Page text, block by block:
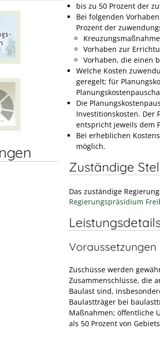
bis zu 50 Prozent der
Bei folgenden
Prozent der
Vorhaben zur
Vorhaben, die einen
Welche Kosten
geregelt; für
Die
Investitionskosten. Der
entspricht jeweils dem
Bei erheblichen
möglich.
Zuständige
Das zuständige
Regierungspräsidium
Voraussetzungen
Zuschüsse werden
Zusammenschlüsse, die
Baulast sind,
Baulastträger bei
Maßnahmen; öffentliche
als 50 Prozent von